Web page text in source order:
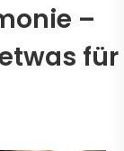
–
für